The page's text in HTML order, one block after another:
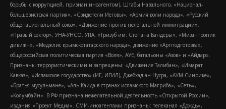
борьбы с коррупцией, признан иноагентом), Штабы Навального, «Национал-
большевистская партия», «Свидетели Иеговы», «Армия воли народа», «Русский
общенациональный союз», «Движение против нелегальной иммиграции»,
«Правый сектор», УНА-УНСО, УПА, «Тризуб им. Степана Бандеры», «Мизантропик
дивижн», «Меджлис крымскотатарского народа», движение «Артподготовка»,
общероссийская политическая партия «Воля», АУЕ, батальоны «Азов» и «Айдар».
Признаны террористическими и запрещены: «Движение Талибан», «Имарат
Кавказ», «Исламское государство» (ИГ, ИГИЛ), Джебхад-ан-Нусра, «АУМ Синрике»,
«Братья-мусульмане», «Аль-Каида в странах исламского Магриба», «Сеть»,
«Колумбайн». В РФ признана нежелательной деятельность «Открытой России»,
издания «Проект Медиа». СМИ-иноагентами признаны: телеканал «Дождь»,